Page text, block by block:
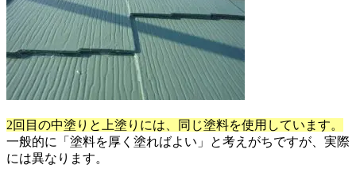
2回目の中塗りと上塗りには、同じ塗料を使用しています。
一般的に「塗料を厚く塗ればよい」と考えがちですが、実際
には異なります。